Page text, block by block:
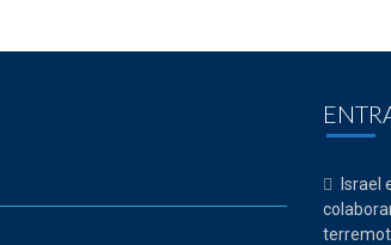
Israel